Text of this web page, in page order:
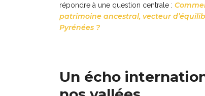
répondre à une question centrale :
patrimoine ancestral, vecteur
Pyrénées ?
Un écho